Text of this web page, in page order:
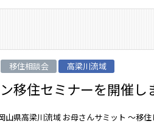
移住相談会 高梁川流域
移住セミナーを開催し
県高梁川流域 お母さんサミット ～移